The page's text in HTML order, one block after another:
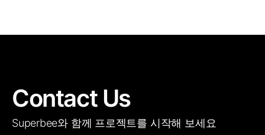
Contact Us
Superbee와 함께 프로젝트를 시작해 보세요